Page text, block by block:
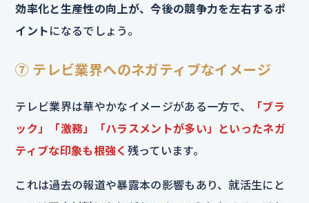
効率化と生産性の向上が、今後の競争力を左右するポ
イント になるでしょう。
⑦ テレビ業界へのネガティブなイメージ
テレビ業界は華やかなイメージがある一方で、
「ブラ
ック」「激務」「ハラスメントが多い」といったネガ
ティブな印象も根強く 残っています。
これは過去の報道や暴露本の影響もあり、就活生にと